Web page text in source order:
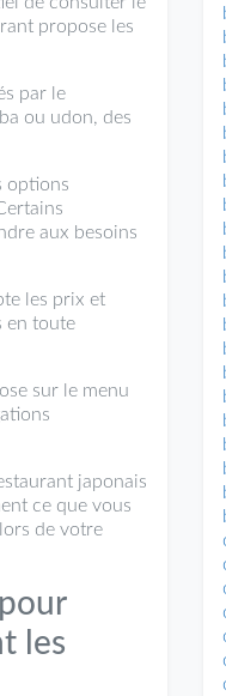
propose les
par le
ou udon, des
options
aux besoins
les prix et
en toute
sur le menu
japonais
ce que vous
de votre
les